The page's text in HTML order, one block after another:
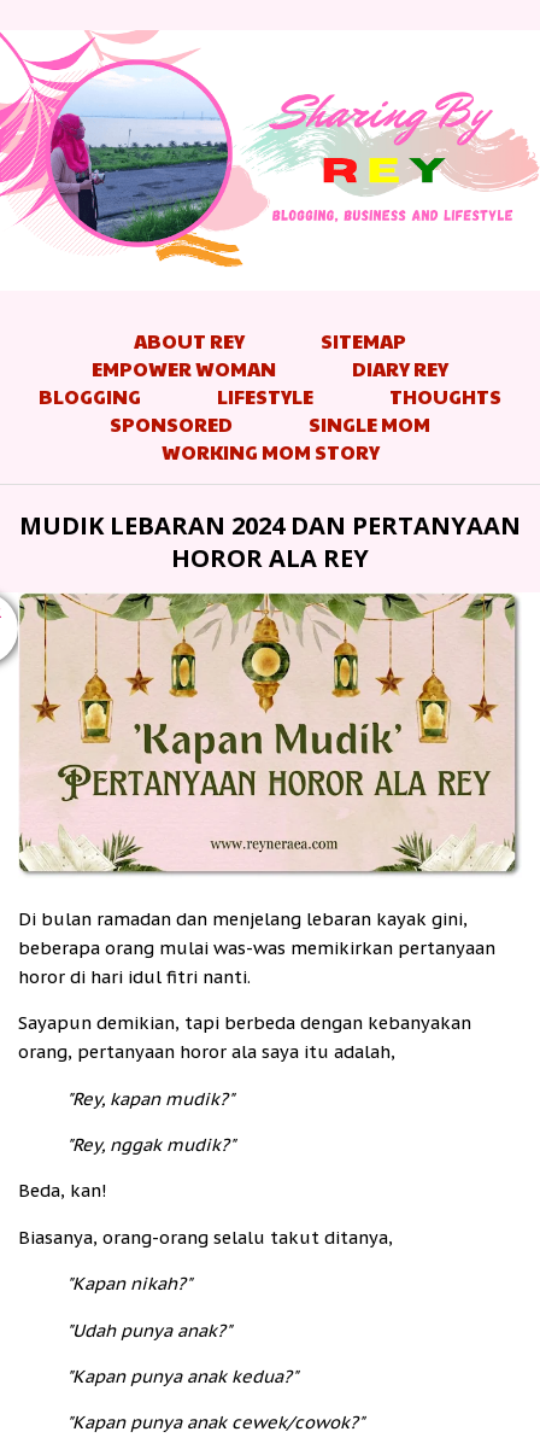
ABOUT REY
SITEMAP
EMPOWER WOMAN
DIARY REY
BLOGGING
LIFESTYLE
THOUGHTS
SPONSORED
SINGLE MOM
WORKING MOM STORY
MUDIK LEBARAN 2024 DAN PERTANYAAN
HOROR ALA REY
Di bulan ramadan dan menjelang lebaran kayak gini,
beberapa orang mulai was-was memikirkan pertanyaan
horor di hari idul fitri nanti.
Sayapun demikian, tapi berbeda dengan kebanyakan
orang, pertanyaan horor ala saya itu adalah,
"Rey, kapan mudik?"
"Rey, nggak mudik?"
Beda, kan!
Biasanya, orang-orang selalu takut ditanya,
"Kapan nikah?"
"Udah punya anak?"
"Kapan punya anak kedua?"
"Kapan punya anak cewek/cowok?"